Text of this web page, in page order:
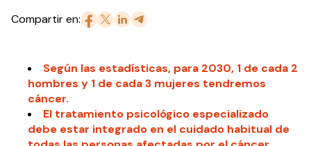
Compartir en:
Según las estadísticas, para 2030, 1 de cada 2
hombres y 1 de cada 3 mujeres tendremos
cáncer.
El tratamiento psicológico especializado
debe estar integrado en el cuidado habitual de